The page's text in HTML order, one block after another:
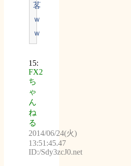
茖
ｗ
ｗ
15:
FX2
ち
ゃ
ん
ね
る
2014/06/24(火)
13:51:45.47
ID:/Sdy3zcJ0.net